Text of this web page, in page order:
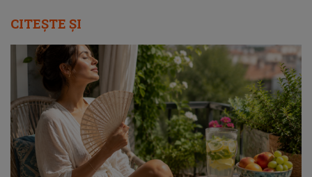
CITEȘTE ȘI